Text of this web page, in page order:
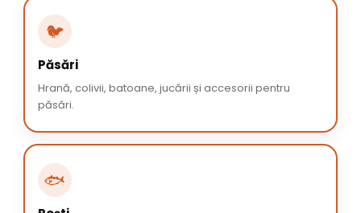
🐦
Păsări
Hrană, colivii, batoane, jucării și accesorii pentru
păsări.
🐟